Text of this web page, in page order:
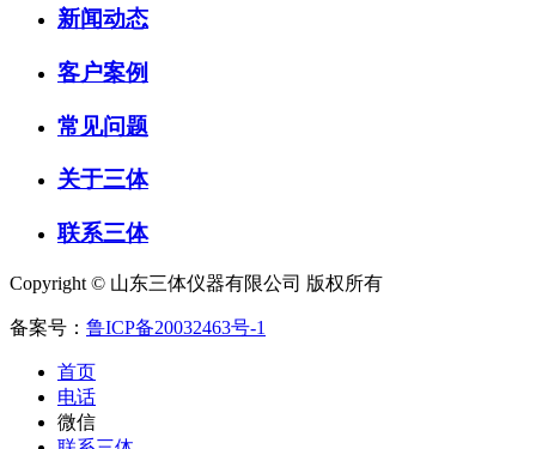
新闻动态
客户案例
常见问题
关于三体
联系三体
Copyright © 山东三体仪器有限公司 版权所有
备案号： 鲁ICP备20032463号-1
首页
电话
微信